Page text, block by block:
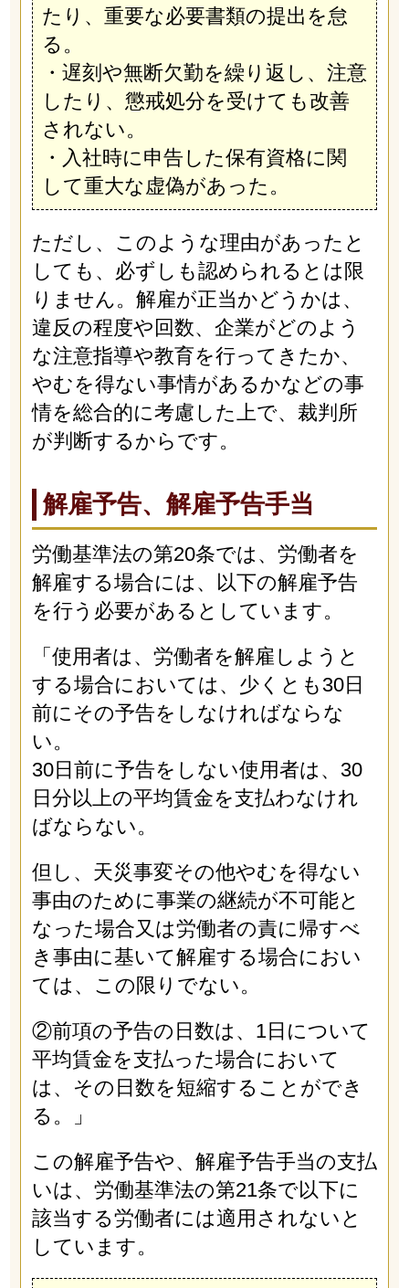
たり、重要な必要書類の提出を怠
る。
・遅刻や無断欠勤を繰り返し、注意
したり、懲戒処分を受けても改善
されない。
・入社時に申告した保有資格に関
して重大な虚偽があった。
ただし、このような理由があったと
しても、必ずしも認められるとは限
りません。解雇が正当かどうかは、
違反の程度や回数、企業がどのよう
な注意指導や教育を行ってきたか、
やむを得ない事情があるかなどの事
情を総合的に考慮した上で、裁判所
が判断するからです。
解雇予告、解雇予告手当
労働基準法の第20条では、労働者を
解雇する場合には、以下の解雇予告
を行う必要があるとしています。
「使用者は、労働者を解雇しようと
する場合においては、少くとも30日
前にその予告をしなければならな
い。
30日前に予告をしない使用者は、30
日分以上の平均賃金を支払わなけれ
ばならない。
但し、天災事変その他やむを得ない
事由のために事業の継続が不可能と
なった場合又は労働者の責に帰すべ
き事由に基いて解雇する場合におい
ては、この限りでない。
②前項の予告の日数は、1日について
平均賃金を支払った場合において
は、その日数を短縮することができ
る。」
この解雇予告や、解雇予告手当の支払
いは、労働基準法の第21条で以下に
該当する労働者には適用されないと
しています。